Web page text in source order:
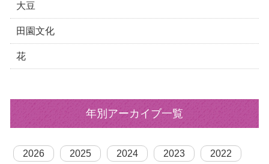
大豆
田園文化
花
年別アーカイブ一覧
2026 2025 2024 2023 2022